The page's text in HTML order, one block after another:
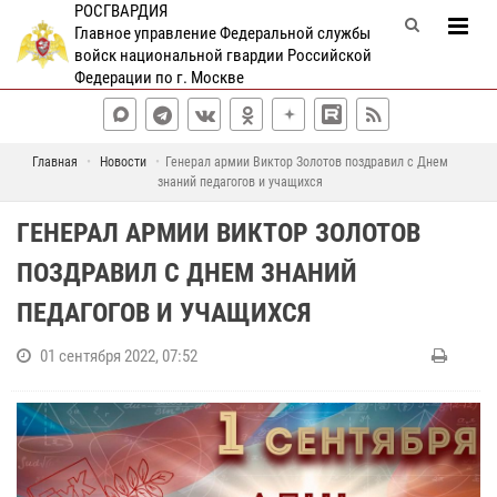
РОСГВАРДИЯ
Главное управление Федеральной службы
войск национальной гвардии Российской
Федерации по г. Москве
Главная Новости
Генерал армии Виктор Золотов поздравил с Днем
знаний педагогов и учащихся
ГЕНЕРАЛ АРМИИ ВИКТОР ЗОЛОТОВ
ПОЗДРАВИЛ С ДНЕМ ЗНАНИЙ
ПЕДАГОГОВ И УЧАЩИХСЯ
01 сентября 2022, 07:52